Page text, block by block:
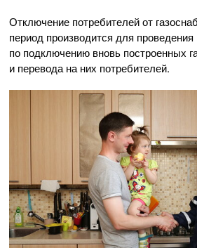
Отключение потребителей от
период производится для
по подключению вновь построенных
и перевода на них потребителей.